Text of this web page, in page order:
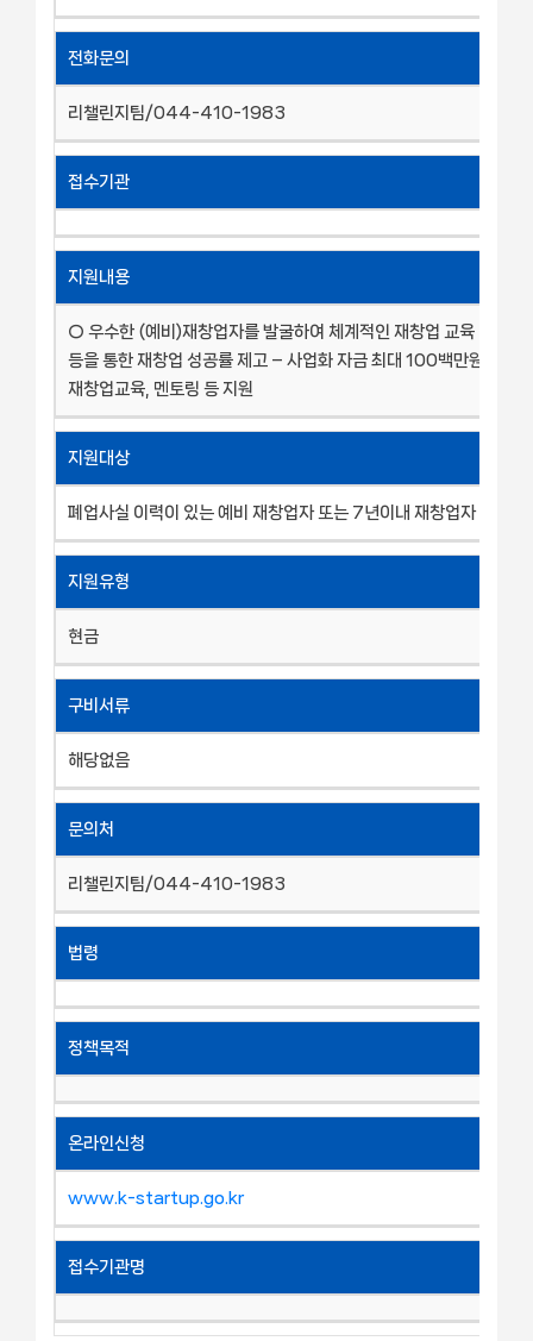
전화문의
리챌린지팀/044-410-1983
접수기관
지원내용
○ 우수한 (예비)재창업자를 발굴하여 체계적인 재창업 교육 및 사업
등을 통한 재창업 성공률 제고 – 사업화 자금 최대 100백만원 한도
재창업교육, 멘토링 등 지원
지원대상
폐업사실 이력이 있는 예비 재창업자 또는 7년이내 재창업자
지원유형
현금
구비서류
해당없음
문의처
리챌린지팀/044-410-1983
법령
정책목적
온라인신청
www.k-startup.go.kr
접수기관명